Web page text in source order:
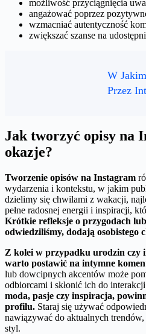
możliwość przyciągnięcia
angażować poprzez
wzmacniać autentyczność
zwiększać szanse na
W
Przez
Jak tworzyć opisy na
okazje?
Tworzenie opisów na Instagram
wydarzenia i kontekstu, w jakim
dzielimy się chwilami z wakacji,
pełne radosnej energii i inspiracji,
Krótkie refleksje o przygodach
odwiedziliśmy, dodają osobistego
Z kolei w przypadku urodzin czy
warto postawić na intymne
lub dowcipnych akcentów może
odbiorcami i skłonić ich do
moda, pasje czy inspiracja,
profilu. Staraj się używać
nawiązywać do aktualnych
styl.